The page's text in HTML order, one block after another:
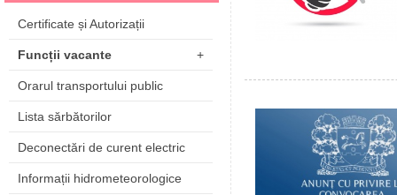
Certificate și Autorizații
Funcții vacante +
Orarul transportului public
Lista sărbătorilor
Deconectări de curent electric
Informații hidrometeorologice